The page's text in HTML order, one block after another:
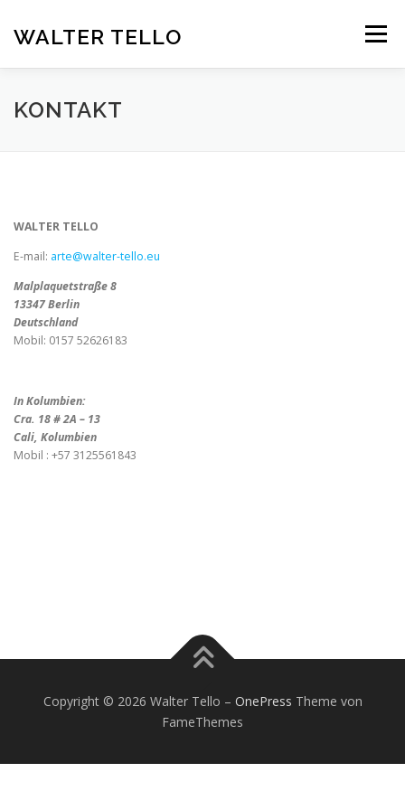
springen
WALTER TELLO Menü
HOME GALERIE
Español
KONTAKT
WALTER TELLO
E-mail: arte@walter-tello.eu
Malplaquetstraße 8
13347 Berlin
Deutschland
Mobil: 0157 52626183
In Kolumbien:
Cra. 18 # 2A – 13
Cali, Kolumbien
Mobil : +57 3125561843
Copyright © 2026 Walter Tello – OnePress Theme von
FameThemes